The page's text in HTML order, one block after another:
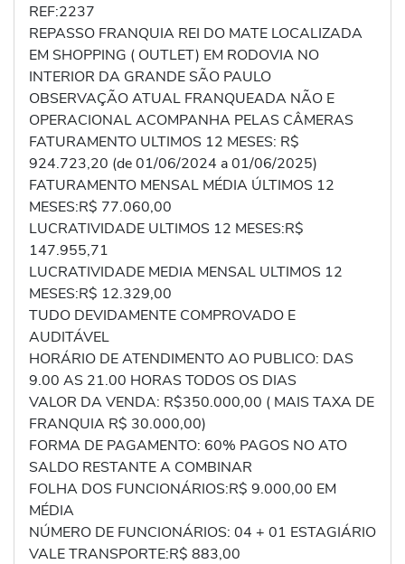
REF:2237
REPASSO FRANQUIA REI DO MATE LOCALIZADA
EM SHOPPING ( OUTLET) EM RODOVIA NO
INTERIOR DA GRANDE SÃO PAULO
OBSERVAÇÃO ATUAL FRANQUEADA NÃO E
OPERACIONAL ACOMPANHA PELAS CÂMERAS
FATURAMENTO ULTIMOS 12 MESES: R$
924.723,20 (de 01/06/2024 a 01/06/2025)
FATURAMENTO MENSAL MÉDIA ÚLTIMOS 12
MESES:R$ 77.060,00
LUCRATIVIDADE ULTIMOS 12 MESES:R$
147.955,71
LUCRATIVIDADE MEDIA MENSAL ULTIMOS 12
MESES:R$ 12.329,00
TUDO DEVIDAMENTE COMPROVADO E
AUDITÁVEL
HORÁRIO DE ATENDIMENTO AO PUBLICO: DAS
9.00 AS 21.00 HORAS TODOS OS DIAS
VALOR DA VENDA: R$350.000,00 ( MAIS TAXA DE
FRANQUIA R$ 30.000,00)
FORMA DE PAGAMENTO: 60% PAGOS NO ATO
SALDO RESTANTE A COMBINAR
FOLHA DOS FUNCIONÁRIOS:R$ 9.000,00 EM
MÉDIA
NÚMERO DE FUNCIONÁRIOS: 04 + 01 ESTAGIÁRIO
VALE TRANSPORTE:R$ 883,00